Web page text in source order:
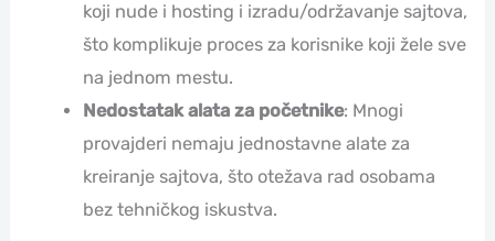
koji nude i hosting i izradu/održavanje sajtova,
što komplikuje proces za korisnike koji žele sve
na jednom mestu.
Nedostatak alata za početnike: Mnogi
provajderi nemaju jednostavne alate za
kreiranje sajtova, što otežava rad osobama
bez tehničkog iskustva.